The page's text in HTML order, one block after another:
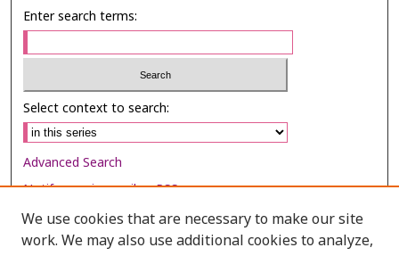
Enter search terms:
Select context to search:
Advanced Search
Notify me via email orRSS
Browse
We use cookies that are necessary to make our site
work. We may also use additional cookies to analyze,